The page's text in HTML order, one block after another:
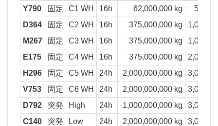
Y790
固定 C1 WH 16h 62,000,000 kg
D364
固定 C2 WH 16h 375,000,000 kg
M267
固定 C3 WH 16h 375,000,000 kg
E175
固定 C4 WH 16h 375,000,000 kg
H296
固定 C5 WH 24h 2,000,000,000 kg
V753
固定 C6 WH 24h 2,000,000,000 kg
D792
突発 High 24h 1,000,000,000 kg
C140
突発 Low 24h 2,000,000,000 kg